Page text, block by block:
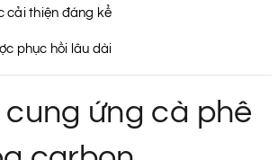
cải thiện đáng kể
phục hồi lâu dài
cung ứng cà phê